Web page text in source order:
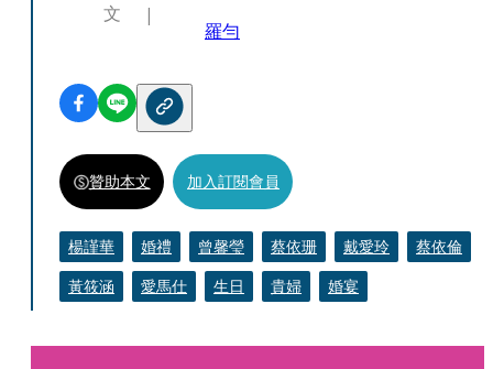
文
羅勻
贊助本文 加入訂閱會員
楊謹華 婚禮 曾馨瑩 蔡依珊 戴愛玲
蔡依倫
黃筱涵
愛馬仕 生日 貴婦 婚宴